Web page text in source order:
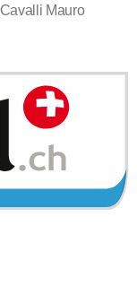
Cavalli Mauro